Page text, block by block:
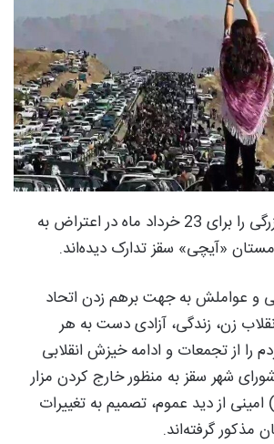
مردم سقر فراخوان بزرگی را برای 23 خرداد ماه در اعتراض به
«آیچی» سقز تدارک دیده‌اند.
و عواملش به جهت برهم زدن اتحاد
زن، زندگی، آزادی دست به هر
را از تجمعات و ادامه خیزش انقلابی
شهر سقز به منظور خارج کردن مزار
امینی از دید عموم، تصمیم به تغییرات
مذکور گرفته‌اند.